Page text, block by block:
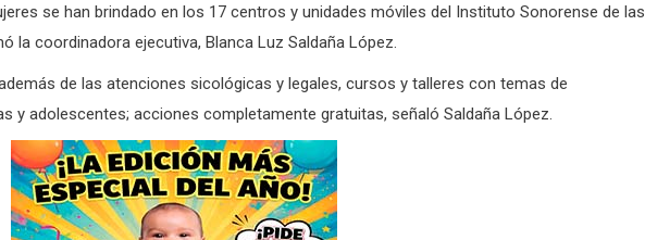
se han brindado en los 17 centros y unidades móviles del Instituto Sonorense de las
la coordinadora ejecutiva, Blanca Luz Saldaña López.
de las atenciones sicológicas y legales, cursos y talleres con temas de
y adolescentes; acciones completamente gratuitas, señaló Saldaña López.